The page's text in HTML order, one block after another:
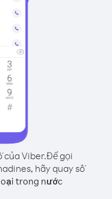
của Viber.Để gọi
hãy quay số
trong nước